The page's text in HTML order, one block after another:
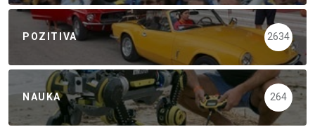
POZITIVA 2634
NAUKA 264